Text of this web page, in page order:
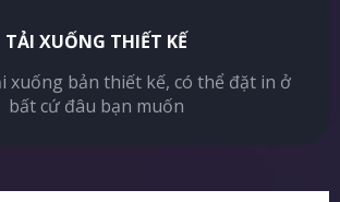
TẢI XUỐNG THIẾT KẾ
xuống bản thiết kế, có thể đặt in ở
bất cứ đâu bạn muốn